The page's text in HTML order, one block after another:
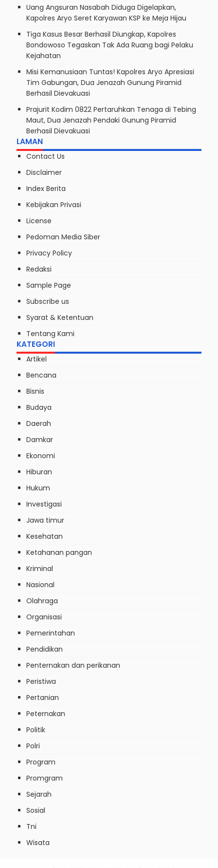
Uang Angsuran Nasabah Diduga Digelapkan,
Kapolres Aryo Seret Karyawan KSP ke Meja Hijau
Tiga Kasus Besar Berhasil Diungkap, Kapolres
Bondowoso Tegaskan Tak Ada Ruang bagi Pelaku
Kejahatan
Misi Kemanusiaan Tuntas! Kapolres Aryo Apresiasi
Tim Gabungan, Dua Jenazah Gunung Piramid
Berhasil Dievakuasi
Prajurit Kodim 0822 Pertaruhkan Tenaga di Tebing
Maut, Dua Jenazah Pendaki Gunung Piramid
Berhasil Dievakuasi
LAMAN
Contact Us
Disclaimer
Index Berita
Kebijakan Privasi
License
Pedoman Media Siber
Privacy Policy
Redaksi
Sample Page
Subscribe us
Syarat & Ketentuan
Tentang Kami
KATEGORI
Artikel
Bencana
Bisnis
Budaya
Daerah
Damkar
Ekonomi
Hiburan
Hukum
Investigasi
Jawa timur
Kesehatan
Ketahanan pangan
Kriminal
Nasional
Olahraga
Organisasi
Pemerintahan
Pendidikan
Penternakan dan perikanan
Peristiwa
Pertanian
Peternakan
Politik
Polri
Program
Promgram
Sejarah
Sosial
Tni
Wisata